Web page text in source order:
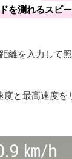
を測れるスピ
離を入力して
度と最高速度を